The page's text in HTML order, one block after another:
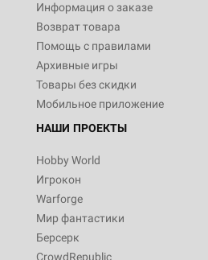
Информация о заказе
Возврат товара
Помощь с правилами
Архивные игры
Товары без скидки
Мобильное приложение
НАШИ ПРОЕКТЫ
Hobby World
Игрокон
Warforge
Мир фантастики
Берсерк
CrowdRepublic